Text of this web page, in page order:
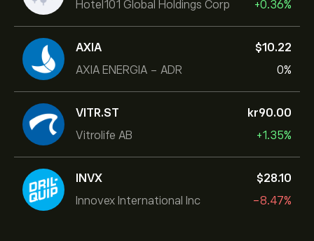
Hotel101 Global Holdings Corp
+0.36%
AXIA
AXIA ENERGIA - ADR
‎$‎10.22
0%
VITR.ST
Vitrolife AB
‎kr‎90.00
+1.35%
INVX
Innovex International Inc
‎$‎28.10
-8.47%